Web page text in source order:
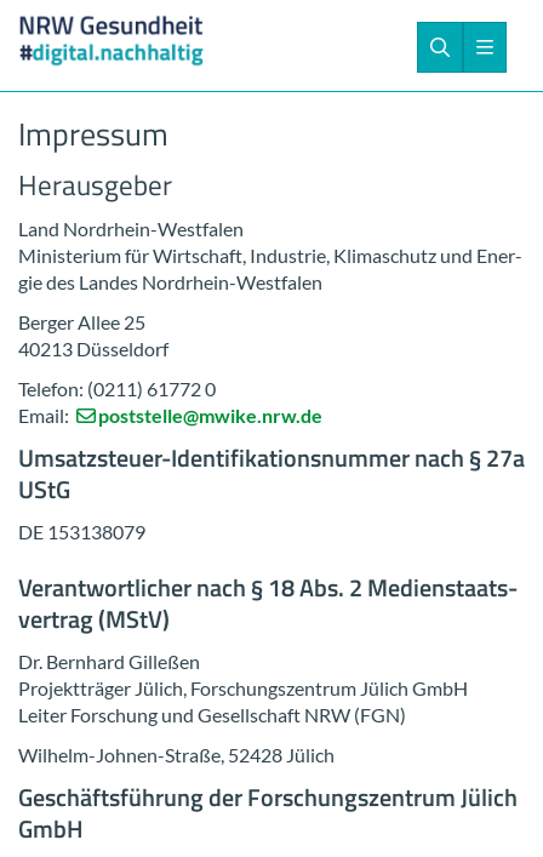
Im­pres­sum
Her­aus­ge­ber
Land Nordrhein-​Westfalen
Mi­nis­te­ri­um für Wirt­schaft, In­dus­trie, Kli­ma­schutz und En­er­
gie des Lan­des Nordrhein-​Westfalen
Ber­ger Allee 25
40213 Düs­sel­dorf
Te­le­fon: (0211) 61772 0
Email:
post­stel­le@mwike.nrw.de
Umsatzsteuer-​Identifikationsnummer nach § 27a
UStG
DE 153138079
Ver­ant­wort­li­cher nach § 18 Abs. 2 Me­di­en­staats­
ver­trag (MStV)
Dr. Bern­hard Gil­le­ßen
Pro­jekt­trä­ger Jü­lich, For­schungs­zen­trum Jü­lich GmbH
Lei­ter For­schung und Ge­sell­schaft NRW (FGN)
Wilhelm-​Johnen-Straße, 52428 Jü­lich
Ge­schäfts­füh­rung der For­schungs­zen­trum Jü­lich
GmbH